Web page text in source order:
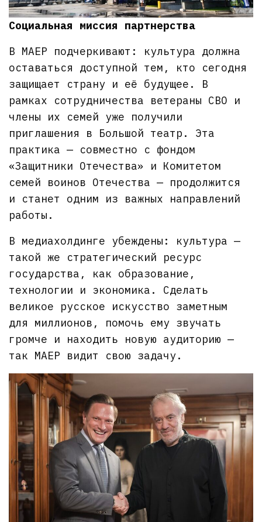
Социальная миссия партнерства
В МАЕР подчеркивают: культура должна
оставаться доступной тем, кто сегодня
защищает страну и её будущее. В
рамках сотрудничества ветераны СВО и
члены их семей уже получили
приглашения в Большой театр. Эта
практика — совместно с фондом
«Защитники Отечества» и Комитетом
семей воинов Отечества — продолжится
и станет одним из важных направлений
работы.
В медиахолдинге убеждены: культура —
такой же стратегический ресурс
государства, как образование,
технологии и экономика. Сделать
великое русское искусство заметным
для миллионов, помочь ему звучать
громче и находить новую аудиторию —
так МАЕР видит свою задачу.